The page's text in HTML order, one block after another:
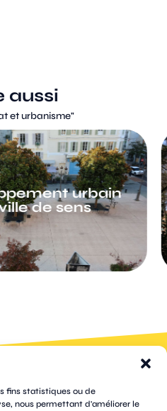
fins statistiques ou de
nous permettant d'améliorer le
aussi
et urbanisme"
urbain
de sens
pages